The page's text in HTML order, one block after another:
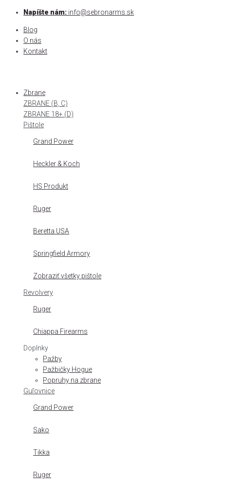
Skip
content
Napíšte nám: info@sebronarms.sk
Blog
O nás
Kontakt
Zbrane
ZBRANE (B, C)
ZBRANE 18+ (D)
Pištole
Grand Power
Heckler & Koch
HS Produkt
Ruger
Beretta USA
Springfield Armory
Zobraziť všetky pištole
Revolvery
Ruger
Chiappa Firearms
Doplnky
Pažby
Pažbičky Hogue
Popruhy na zbrane
Guľovnice
Grand Power
Sako
Tikka
Ruger